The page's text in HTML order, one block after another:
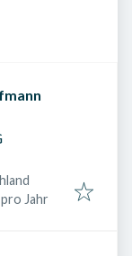
Jahr